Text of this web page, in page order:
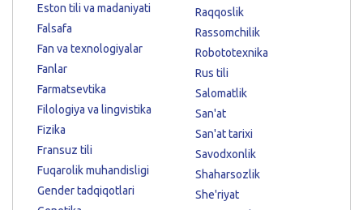
Eston tili va madaniyati
Falsafa
Fan va texnologiyalar
Fanlar
Farmatsevtika
Filologiya va lingvistika
Fizika
Fransuz tili
Fuqarolik muhandisligi
Gender tadqiqotlari
Raqqoslik
Rassomchilik
Robototexnika
Rus tili
Salomatlik
San'at
San'at tarixi
Savodxonlik
Shaharsozlik
She'riyat